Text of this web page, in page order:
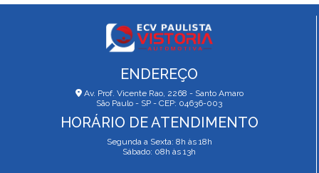
ENDEREÇO
Av. Prof. Vicente Rao, 2268 - Santo Amaro
São Paulo - SP - CEP: 04636-003
HORÁRIO DE ATENDIMENTO
Segunda a Sexta: 8h às 18h
Sábado: 08h às 13h